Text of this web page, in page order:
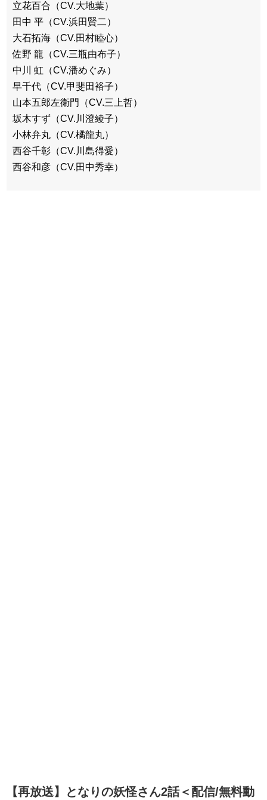
立花百合（CV.大地葉）
田中 平（CV.浜田賢二）
大石拓海（CV.田村睦心）
佐野 龍（CV.三瓶由布子）
中川 虹（CV.潘めぐみ）
早千代（CV.甲斐田裕子）
山本五郎左衛門（CV.三上哲）
坂木すず（CV.川澄綾子）
小林弁丸（CV.橘龍丸）
西谷千彰（CV.川島得愛）
西谷和彦（CV.田中秀幸）
【再放送】となりの妖怪さん2話＜配信/無料動